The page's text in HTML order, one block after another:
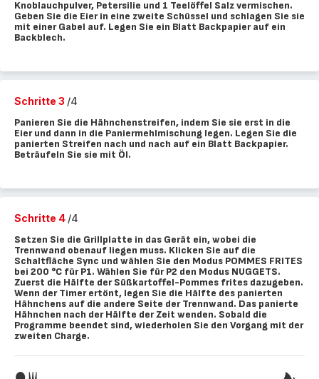
Knoblauchpulver, Petersilie und 1 Teelöffel Salz vermischen.
Geben Sie die Eier in eine zweite Schüssel und schlagen Sie sie
mit einer Gabel auf. Legen Sie ein Blatt Backpapier auf ein
Backblech.
Schritte 3 /4
Panieren Sie die Hähnchenstreifen, indem Sie sie erst in die
Eier und dann in die Paniermehlmischung legen. Legen Sie die
panierten Streifen nach und nach auf ein Blatt Backpapier.
Beträufeln Sie sie mit Öl.
Schritte 4 /4
Setzen Sie die Grillplatte in das Gerät ein, wobei die
Trennwand obenauf liegen muss. Klicken Sie auf die
Schaltfläche Sync und wählen Sie den Modus POMMES FRITES
bei 200 °C für P1. Wählen Sie für P2 den Modus NUGGETS.
Zuerst die Hälfte der Süßkartoffel-Pommes frites dazugeben.
Wenn der Timer ertönt, legen Sie die Hälfte des panierten
Hähnchens auf die andere Seite der Trennwand. Das panierte
Hähnchen nach der Hälfte der Zeit wenden. Sobald die
Programme beendet sind, wiederholen Sie den Vorgang mit der
zweiten Charge.